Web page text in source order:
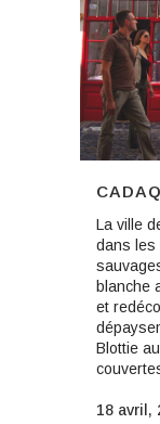
La ville
dans les
blanche
et
Blottie
18 avril,